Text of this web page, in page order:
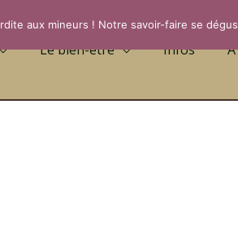
Le bien-être Infos
aux mineurs ! Notre savoir-faire se